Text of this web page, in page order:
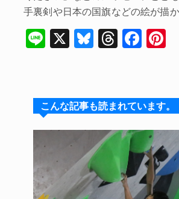
手裏剣や日本の国旗などの絵が描か
Li
X
Bl
s
k
y
T
a
d
s
F
e
b
o
o
k
e
こんな記事も読まれています。